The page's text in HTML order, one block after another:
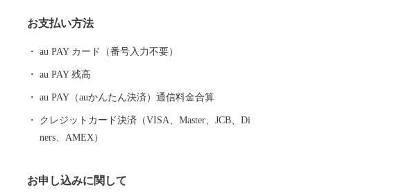
たことにより、製油会社の設立が相次ぎ、それに関連
して機械金属工業も発展してきました。 柏崎市の夏の
です。柏崎花火は、海を会場としているため、打上範
囲が広くスケールの大きい花火が見もの！特に、尺玉1
00発一斉打上や尺玉300連発は圧巻です。 また、柏崎
崎ファンクラブの会員を大募集中です！ 入会金・年会
お支払い方法
au PAY カード（番号入力不要）
au PAY 残高
au PAY（auかんたん決済）通信料金合算
クレジットカード決済（VISA、Master、JCB、Di
ners、AMEX）
お申し込みに関して